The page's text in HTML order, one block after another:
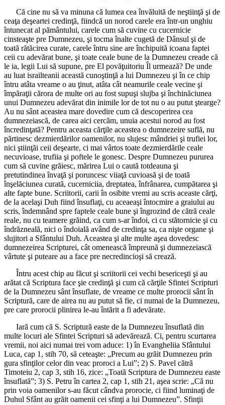
Că cine nu să va minuna că lumea cea învăluită de neştiinţă şi de
ceaţa deşeartei credinţă, fiindcă un norod carele era într-un unghiu
întunecat al pământului, carele cum să cuvine cu cucernicie
cinsteaşte pre Dumnezeu, şi tocma înalte cugetă de Dânsul şi de
toată rătăcirea curate, carele întru sine are închipuită icoana faptei
ceii cu adevărat bune, şi toate ceale bune de la Dumnezeu creade că
le ia, legii Lui să supune, pre El povăţuitoriu Îl urmează? De unde
au luat israilteanii această cunoştinţă a lui Dumnezeu şi în ce chip
întru atâta vreame o au ţinut, atâta cât neamurile ceale vecine şi
împăraţii cărora de multe ori au fost supuşi slujba şi închinăciunea
unui Dumnezeu adevărat din inimile lor de tot nu o au putut ştearge?
Au nu sânt aceastea mare dovedire cum că descoperirea cea
dumnezeiască, de carea aici cercăm, unuia acestui norod au fost
încredinţată? Pentru aceasta cărţile aceastea o dumnezeire suflă, nu
părtinesc dezmierdărilor oamenilor, nu slujesc mândriei şi trufiei lor,
nici ştiinţăi ceii deşearte, ci mai vârtos toate dezmierdările ceale
necuvioase, trufiia şi poftele le gonesc. Despre Dumnezeu pururea
cum să cuvine grăiesc, mărirea Lui o caută totdeauna şi
pretutindinea învaţă şi poruncesc viiaţă cuvioasă şi de toată
înşelăciunea curată, cucerniciia, dreptatea, înfrânarea, cumpătarea şi
alte fapte bune. Scriitorii, carii în osibite vremi au scris aceaste cărţi,
de la acelaşi Duh fiind însuflaţi, cu aceaeaşi întocmire a graiului au
scris, îndemnând spre faptele ceale bune şi îngrozind de cătră ceale
reale, nu cu teamere grăind, ca cum s-ar îndoi, ci cu stătornicie şi cu
îndrăzneală, nici o îndoială având de credinţa sa, ca nişte organe şi
slujitori a Sfântului Duh. Aceastea şi alte multe aşea dovedesc
dumnezeirea Scripturei, cât omenească împreună şi dumnezeiască
vârtute şi puteare au a face pre necredincioşi să crează.
Întru acest chip au făcut şi scriitorii cei vechi besericeşti şi au
arătat că Scriptura face şie credinţă şi cum că cărţile Sfintei Scripturi
de la Dumnezeu sânt însuflate, de vreame ce multe prorocii sânt în
Scriptură, care de airea nu au putut să fie, ci numai de la Dumnezeu,
pre care prorocii plinirea le-au întărit a fi adevărate.
Iară cum că S. Scriptură easte de la Dumnezeu însuflată din
multe locuri ale Sfintei Scripturi să adevărează. Ci, pentru scurtarea
vremii, noi aici numai trei vom aduce: 1) în Evangheliia Sfântului
Luca, cap 1, stih 70, să ceteaşte: „Precum au grăit Dumnezeu prin
gura sfinţilor celor din veac proroci a Lui”; 2) S. Pavel cătră
Timoteiu 2, cap 3, stih 16, zice: „Toată Scriptura de Dumnezeu easte
însuflată”; 3) S. Petru în cartea 2, cap 1, stih 21, aşea scrie: „Că nu
prin voia oamenilor s-au făcut cândva prorocie, ci fiind luminaţi de
Duhul Sfânt au grăit oamenii cei sfinţi a lui Dumnezeu”. Sfinţii